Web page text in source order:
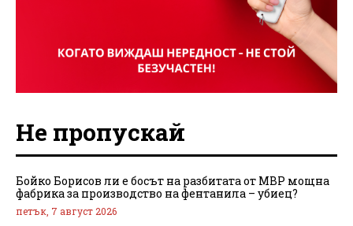
Не пропускай
Бойко Борисов ли е босът на разбитата от МВР мощна
фабрика за производство на фентанила – убиец?
петък, 7 август 2026